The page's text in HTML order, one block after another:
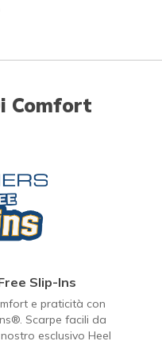
Comfort
Slip-Ins
e praticità con
Scarpe facili da
esclusivo Heel